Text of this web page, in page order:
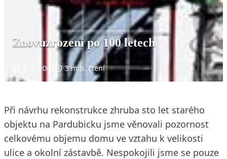
Znovuzrození po 100 letech
8. 1. 2007 3 min. čtení
Při návrhu rekonstrukce zhruba sto let starého
objektu na Pardubicku jsme věnovali pozornost
celkovému objemu domu ve vztahu k velikosti
ulice a okolní zástavbě. Nespokojili jsme se pouze